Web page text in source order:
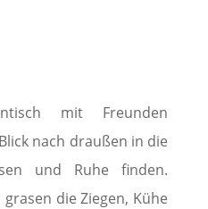
mit Freunden
nach draußen in die
und Ruhe finden.
die Ziegen, Kühe